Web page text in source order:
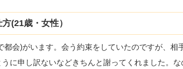
(21歳・女性）
会)がいます。会う約束をしていたのですが、相
に申し訳ないなどきちんと謝ってくれました。な